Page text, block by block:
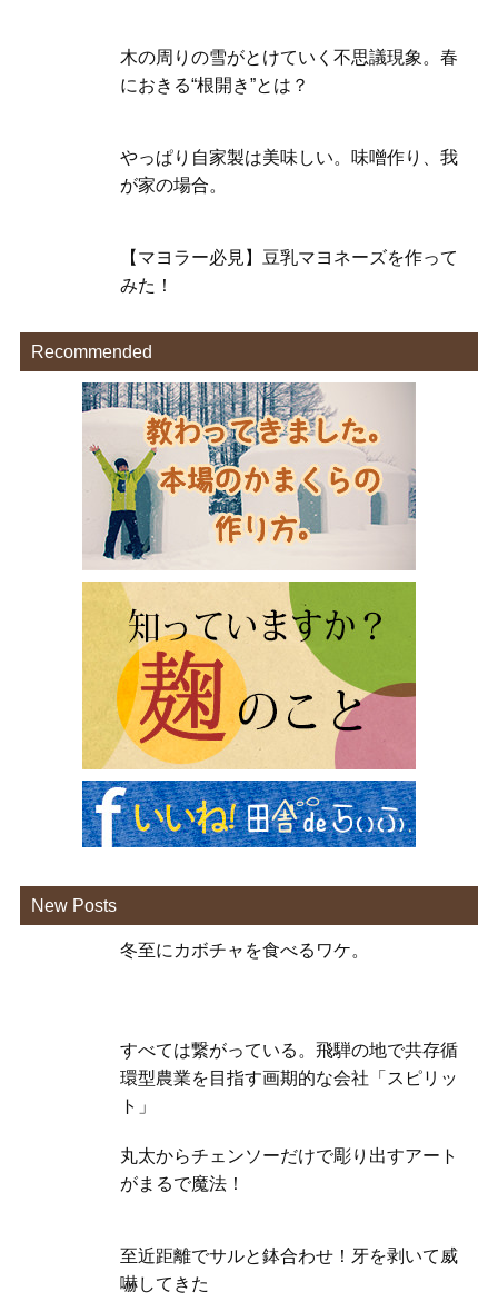
木の周りの雪がとけていく不思議現象。春
におきる“根開き”とは？
やっぱり自家製は美味しい。味噌作り、我
が家の場合。
【マヨラー必見】豆乳マヨネーズを作って
みた！
Recommended
New Posts
冬至にカボチャを食べるワケ。
すべては繋がっている。飛騨の地で共存循
環型農業を目指す画期的な会社「スピリッ
ト」
丸太からチェンソーだけで彫り出すアート
がまるで魔法！
至近距離でサルと鉢合わせ！牙を剥いて威
嚇してきた